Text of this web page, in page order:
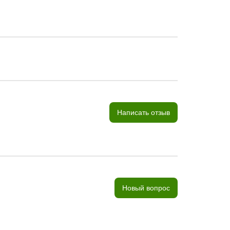
Написать отзыв
Новый вопрос